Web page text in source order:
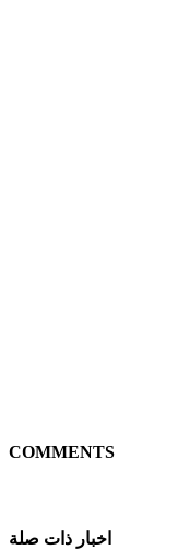
COMMENTS
اخبار ذات صلة